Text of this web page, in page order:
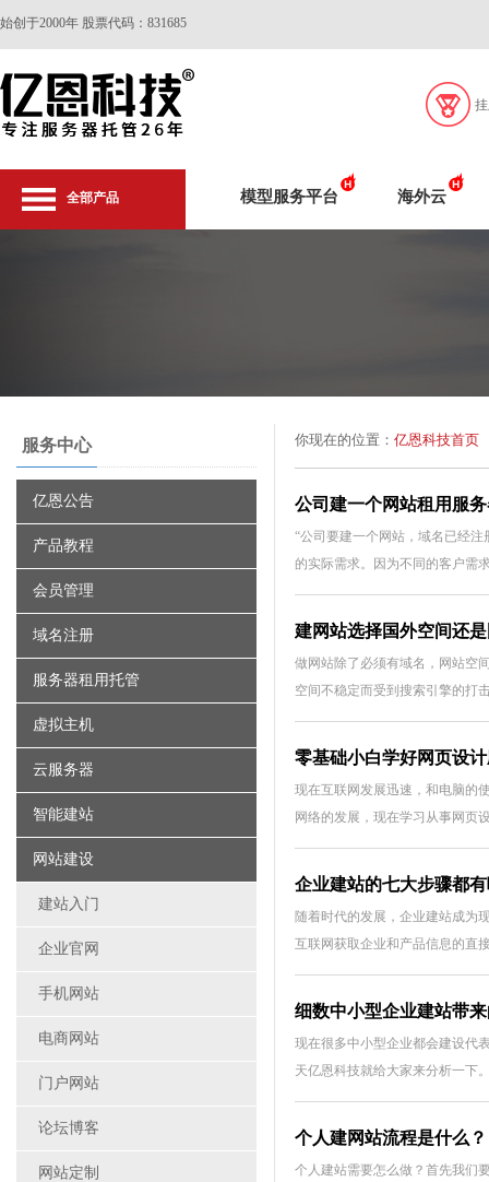
始创于2000年 股票代码：831685
全部产品 模型服务平台 海外云
服务中心
亿恩公告
产品教程
会员管理
域名注册
服务器租用托管
虚拟主机
云服务器
智能建站
网站建设
建站入门
企业官网
手机网站
电商网站
门户网站
论坛博客
网站定制
你现在的位置： 亿恩科技首页
公司建一个网站租用服
“公司要建一个网站，域名已经
的实际需求。因为不同的客户需
建网站选择国外空间还
做网站除了必须有域名，网站空
空间不稳定而受到搜索引擎的打
零基础小白学好网页设
现在互联网发展迅速，和电脑的
网络的发展，现在学习从事网页
企业建站的七大步骤都
随着时代的发展，企业建站成为
互联网获取企业和产品信息的直
细数中小型企业建站带
现在很多中小型企业都会建设代
天亿恩科技就给大家来分析一下
个人建网站流程是什么？
个人建站需要怎么做？首先我们